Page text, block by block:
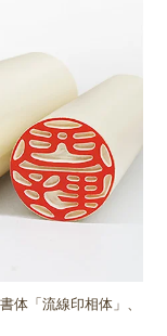
体「流線印相体」、